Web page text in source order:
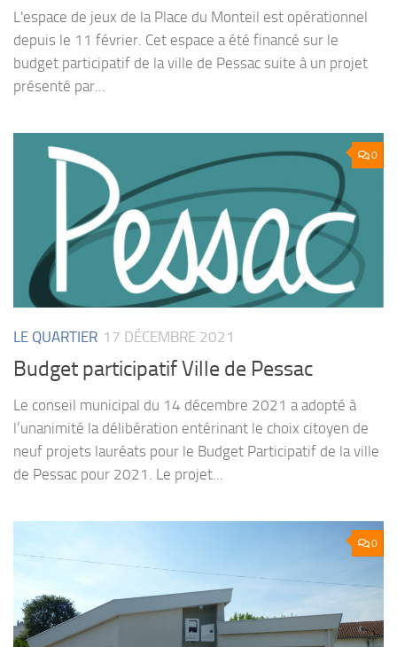
L'espace de jeux de la Place du Monteil est opérationnel
depuis le 11 février. Cet espace a été financé sur le
budget participatif de la ville de Pessac suite à un projet
présenté par...
0
LE QUARTIER 17 DÉCEMBRE 2021
Budget participatif Ville de Pessac
Le conseil municipal du 14 décembre 2021 a adopté à
l’unanimité la délibération entérinant le choix citoyen de
neuf projets lauréats pour le Budget Participatif de la ville
de Pessac pour 2021. Le projet...
0